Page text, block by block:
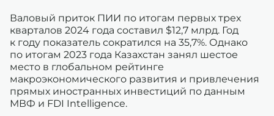
Валовый приток ПИИ по итогам первых трех
кварталов 2024 года составил $12,7 млрд. Год
к году показатель сократился на 35,7%. Однако
по итогам 2023 года Казахстан занял шестое
место в глобальном рейтинге
макроэкономического развития и привлечения
прямых иностранных инвестиций по данным
МВФ и FDI Intelligence.